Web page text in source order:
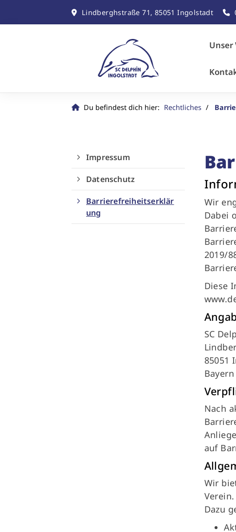
Lindberghstraße 71, 85051 Ingolstadt
Unser
Du befindest dich hier: Rechtliches
Wir
Dabei
2019/
Diese
SC
85051
Bayern
Nach
auf
Wir
Dazu
Impressum
Datenschutz
Barrierefreiheitserklär
ung
info@schwimmen-ingolstadt.de